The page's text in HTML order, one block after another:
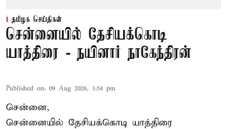
தமிழக செய்திகள்
சென்னையில் தேசியக்கொடி
யாத்திரை - நயினார் நாகேந்திரன்
Published on: 09 Aug 2026, 1:54 pm
சென்னை,
சென்னையில் தேசியக்கொடி யாத்திரை